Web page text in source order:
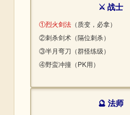
⚔️ 战士
①烈火剑法 （质变，必拿）
②刺杀剑术（隔位刺杀）
③半月弯刀（群怪练级）
④野蛮冲撞（PK用）
🔮 法师